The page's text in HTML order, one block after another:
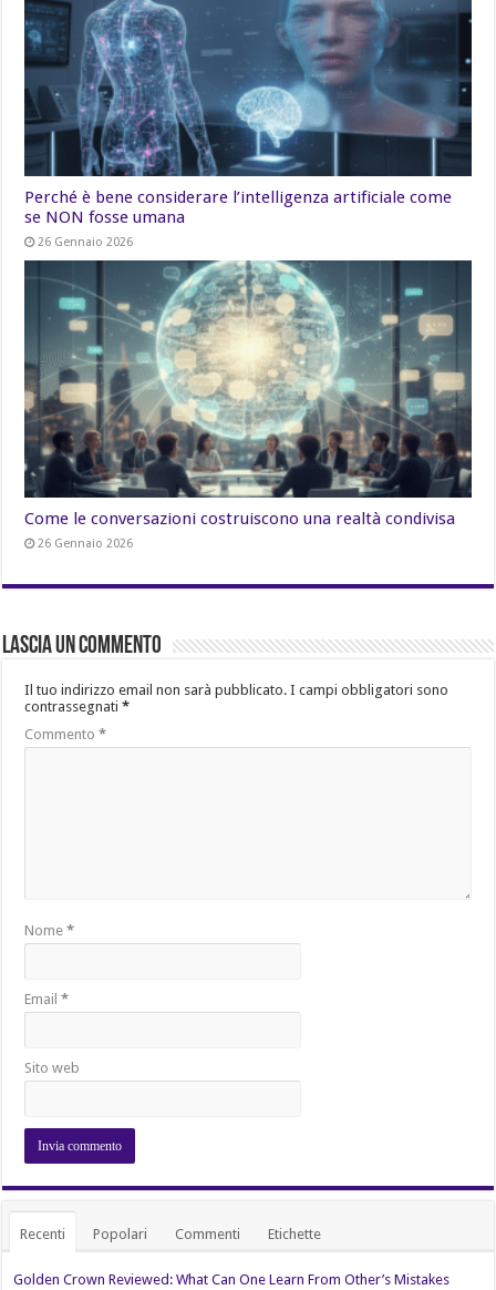
Perché è bene considerare l’intelligenza artificiale come
se NON fosse umana
26 Gennaio 2026
Come le conversazioni costruiscono una realtà condivisa
26 Gennaio 2026
Lascia un commento
Il tuo indirizzo email non sarà pubblicato. I campi obbligatori sono
contrassegnati*
Commento*
Nome*
Email*
Sito web
Recenti Popolari Commenti Etichette
Golden Crown Reviewed: What Can One Learn From Other’s Mistakes